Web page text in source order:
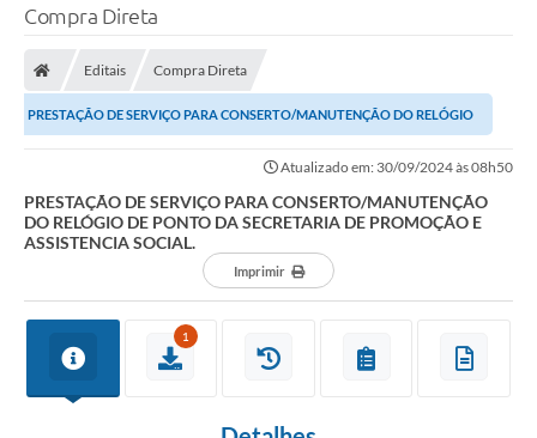
Compra Direta
Editais Compra Direta
PRESTAÇÃO DE SERVIÇO PARA CONSERTO/MANUTENÇÃO DO RELÓGIO
Atualizado em: 30/09/2024 às 08h50
PRESTAÇÃO DE SERVIÇO PARA CONSERTO/MANUTENÇÃO
DO RELÓGIO DE PONTO DA SECRETARIA DE PROMOÇÃO E
ASSISTENCIA SOCIAL.
Imprimir
1